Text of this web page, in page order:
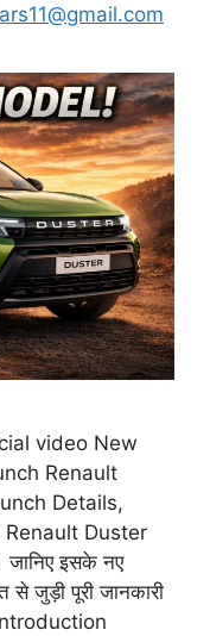
video New
Renault
Details,
Duster
जानिए इसके नए
जुड़ी पूरी जानकारी